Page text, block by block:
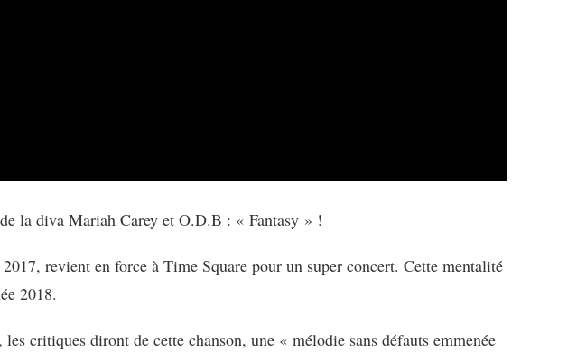
la diva Mariah Carey et O.D.B : « Fantasy » !
revient en force à Time Square pour un super concert. Cette mentalité
2018.
critiques diront de cette chanson, une « mélodie sans défauts emmenée